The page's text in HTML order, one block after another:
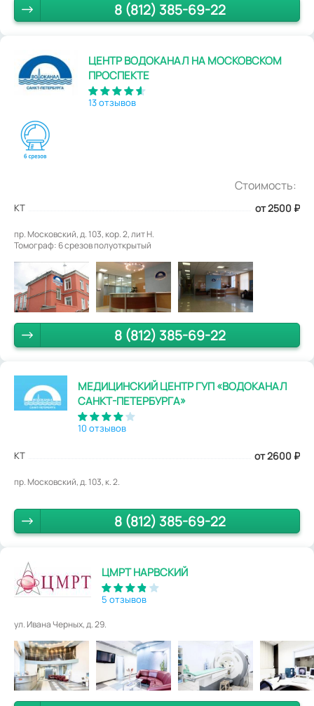
8 (812) 385-69-22
ЦЕНТР ВОДОКАНАЛ НА МОСКОВСКОМ
ПРОСПЕКТЕ
13 отзывов
Стоимость:
КТ от 2500 ₽
пр. Московский, д. 103, кор. 2, лит Н.
Томограф: 6 срезов полуоткрытый
8 (812) 385-69-22
МЕДИЦИНСКИЙ ЦЕНТР ГУП «ВОДОКАНАЛ
САНКТ-ПЕТЕРБУРГА»
10 отзывов
КТ от 2600 ₽
пр. Московский, д. 103, к. 2.
8 (812) 385-69-22
ЦМРТ НАРВСКИЙ
5 отзывов
ул. Ивана Черных, д. 29.